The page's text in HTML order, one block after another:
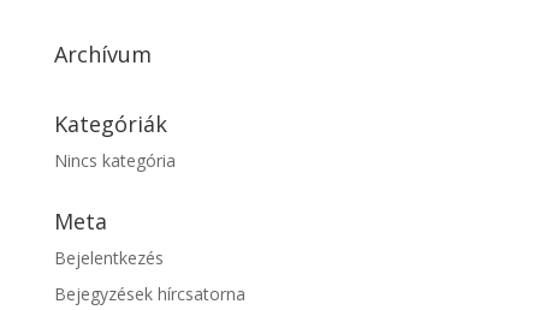
Archívum
Kategóriák
Nincs kategória
Meta
Bejelentkezés
Bejegyzések hírcsatorna